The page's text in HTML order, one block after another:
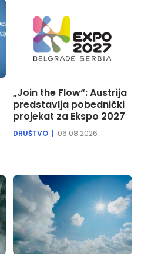
„Join the Flow“: Austrija
predstavlja pobednički
projekat za Ekspo 2027
DRUŠTVO 06.08.2026